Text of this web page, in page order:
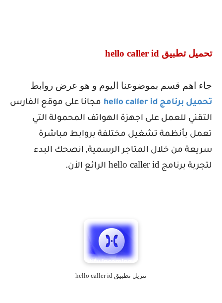
تحميل تطبيق hello caller id
جاء اهم قسم بموضوعنا اليوم و هو عرض روابط
تحميل برنامج hello caller id مجانا على موقع الفارس
التقني للعمل على اجهزة الهواتف المحمولة التي
تعمل بأنظمة تشغيل مختلفة بروابط مباشرة
سريعة من خلال المتاجر الرسمية, انصحك البدء
لتجربة برنامج hello caller id الرائع الأن.
تنزيل تطبيق hello caller id